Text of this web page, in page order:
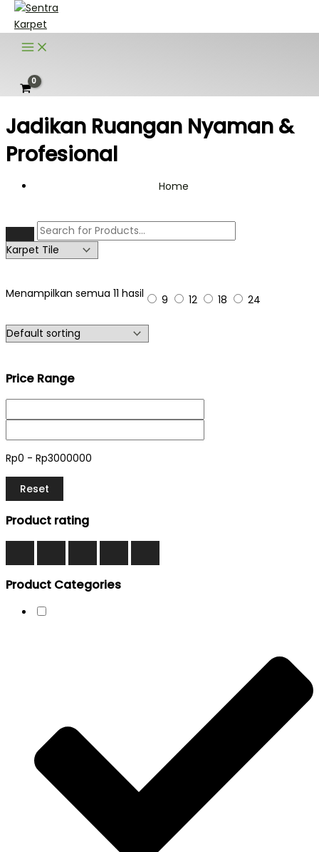
Lewati
konten
Cari
Jadikan Ruangan Nyaman &
Profesional
Home
Menampilkan semua 11 hasil 9 12 18 24
Price Range
Rp0 - Rp3000000
Reset
Product rating
Product Categories